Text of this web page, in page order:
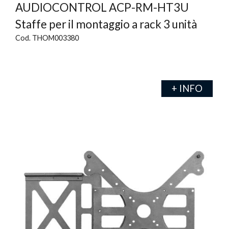
AUDIOCONTROL ACP-RM-HT3U
Staffe per il montaggio a rack 3 unità
Cod. THOM003380
+ INFO